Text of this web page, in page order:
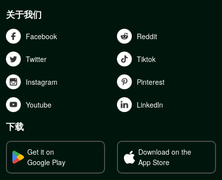
关于我们
Facebook Reddit
Twitter Tiktok
Instagram Pinterest
Youtube Linkedln
下载
Get it on
Google Play
Download on the
App Store